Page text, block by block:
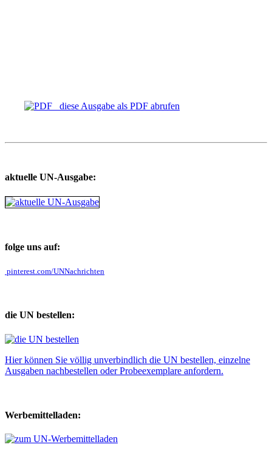
diese Ausgabe als PDF abrufen
aktuelle UN-Ausgabe:
folge uns auf:
pinterest.com/UNNachrichten
die UN bestellen:
Hier können Sie völlig unverbindlich die UN bestellen, einzelne
Ausgaben nachbestellen oder Probeexemplare anfordern.
Werbemittelladen: